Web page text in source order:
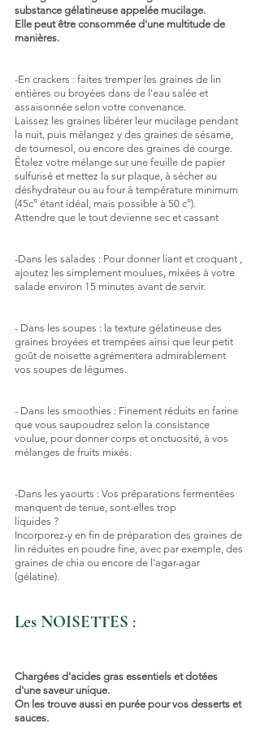
substance gélatineuse appelée mucilage.
Elle peut être consommée d'une multitude de
manières.
-En crackers : faites tremper les graines de lin
entières ou broyées dans de l'eau salée et
assaisonnée selon votre convenance.
Laissez les graines libérer leur mucilage pendant
la nuit, puis mélangez y des graines de sésame,
de tournesol, ou encore des graines de courge.
Étalez votre mélange sur une feuille de papier
sulfurisé et mettez la sur plaque, à sécher au
déshydrateur ou au four à température minimum
(45c° étant idéal, mais possible à 50 c°).
Attendre que le tout devienne sec et cassant
-Dans les salades : Pour donner liant et croquant ,
ajoutez les simplement moulues, mixées à votre
salade environ 15 minutes avant de servir.
- Dans les soupes : la texture gélatineuse des
graines broyées et trempées ainsi que leur petit
goût de noisette agrémentera admirablement
vos soupes de légumes.
- Dans les smoothies : Finement réduits en farine
que vous saupoudrez selon la consistance
voulue, pour donner corps et onctuosité, à vos
mélanges de fruits mixés.
-Dans les yaourts : Vos préparations fermentées
manquent de tenue, sont-elles trop
liquides ?
Incorporez-y en fin de préparation des graines de
lin réduites en poudre fine, avec par exemple, des
graines de chia ou encore de l'agar-agar
(gélatine).
Les NOISETTES :
Chargées d'acides gras essentiels et dotées
d'une saveur unique.
On les trouve aussi en purée pour vos desserts et
sauces.